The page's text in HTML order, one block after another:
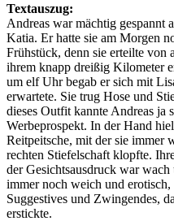
Textauszug:
Andreas war mächtig gespannt
Katia. Er hatte sie am Morgen
Frühstück, denn sie erteilte von
ihrem knapp dreißig Kilometer
um elf Uhr begab er sich mit
erwartete. Sie trug Hose und
dieses Outfit kannte Andreas ja
Werbeprospekt. In der Hand
Reitpeitsche, mit der sie immer
rechten Stiefelschaft klopfte.
der Gesichtsausdruck war
immer noch weich und
Suggestives und Zwingendes,
erstickte.